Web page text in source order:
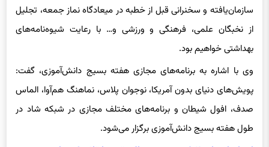
از نخبگان علمی، فرهنگی و ورزشی و… با رعایت شیوه‌نامه‌های
بهداشتی خواهیم بود.
وی با اشاره به برنامه‌های مجازی هفته بسیج دانش‌آموزی، گفت:
پویش‌های دنیای بدون آمریکا، نوجوان پلاس، نماهنگ هم‌آوا‌، الماس
صدف‌، افول شیطان‌ و برنامه‌های مختلف مجازی در شبکه شاد در
طول هفته بسیج دانش‌آموزی برگزار می‌شود.
استان اردبیل ۴۰ شهید سیزده ساله تقدیم انقلاب کرده است